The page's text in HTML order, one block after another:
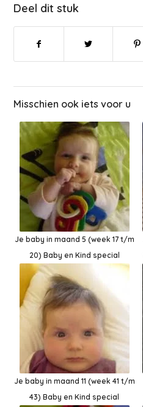
Deel dit stuk
Misschien ook iets voor u
Je baby in maand 5 (week 17 t/m
20) Baby en Kind special
Je baby in maand 11 (week 41 t/m
43) Baby en Kind special